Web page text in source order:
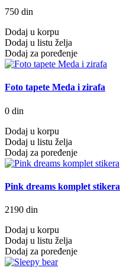
750 din
Dodaj u korpu
Dodaj u listu želja
Dodaj za poređenje
Foto tapete Meda i zirafa
0 din
Dodaj u korpu
Dodaj u listu želja
Dodaj za poređenje
Pink dreams komplet stikera
2190 din
Dodaj u korpu
Dodaj u listu želja
Dodaj za poređenje